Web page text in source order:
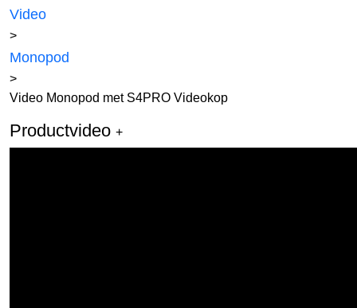
Video
>
Monopod
>
Video Monopod met S4PRO Videokop
Productvideo +